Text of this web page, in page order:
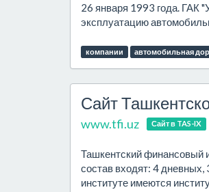
26 января 1993 года. ГАК
эксплуатацию
компании автомобильная
Сайт
www.tfi.uz Сайт в TAS-IX
Ташкентский финансовый
состав входят: 4 дневных,
институте имеются